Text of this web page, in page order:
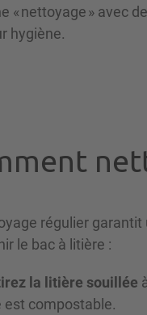
« nettoyage » avec
hygiène.
régulier
le bac à litière :
la litière souillée
est compostable.